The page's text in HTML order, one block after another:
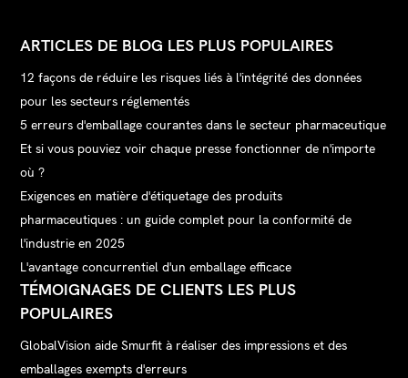
ARTICLES DE BLOG LES PLUS POPULAIRES
12 façons de réduire les risques liés à l'intégrité des données
pour les secteurs réglementés
5 erreurs d'emballage courantes dans le secteur pharmaceutique
Et si vous pouviez voir chaque presse fonctionner de n'importe
où ?
Exigences en matière d'étiquetage des produits
pharmaceutiques : un guide complet pour la conformité de
l'industrie en 2025
L'avantage concurrentiel d'un emballage efficace
TÉMOIGNAGES DE CLIENTS LES PLUS
POPULAIRES
GlobalVision aide Smurfit à réaliser des impressions et des
emballages exempts d'erreurs